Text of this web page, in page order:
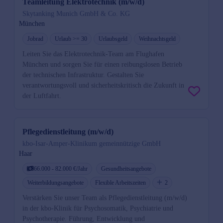
Skytanking Munich GmbH & Co. KG
München
Jobrad Urlaub >= 30 Urlaubsgeld Weihnachtsgeld
Leiten Sie das Elektrotechnik-Team am Flughafen
München und sorgen Sie für einen reibungslosen Betrieb
der technischen Infrastruktur. Gestalten Sie
verantwortungsvoll und sicherheitskritisch die Zukunft in
der Luftfahrt.
Pflegedienstleitung (m/w/d)
kbo-Isar-Amper-Klinikum gemeinnützige GmbH
Haar
66.000 - 82.000 €/Jahr
Gesundheitsangebote
Weiterbildungsangebote
Flexible Arbeitszeiten 2
Verstärken Sie unser Team als Pflegedienstleitung (m/w/d)
in der kbo-Klinik für Psychosomatik, Psychiatrie und
Psychotherapie. Führung, Entwicklung und